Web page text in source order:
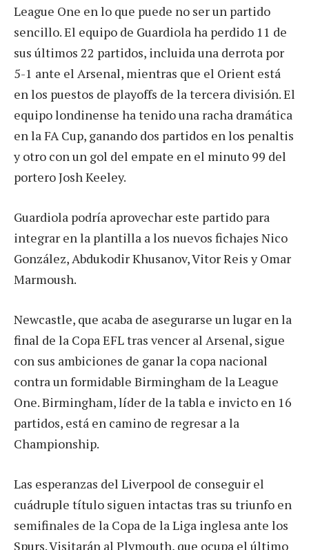
League One en lo que puede no ser un partido
sencillo. El equipo de Guardiola ha perdido 11 de
sus últimos 22 partidos, incluida una derrota por
5-1 ante el Arsenal, mientras que el Orient está
en los puestos de playoffs de la tercera división. El
equipo londinense ha tenido una racha dramática
en la FA Cup, ganando dos partidos en los penaltis
y otro con un gol del empate en el minuto 99 del
portero Josh Keeley.
Guardiola podría aprovechar este partido para
integrar en la plantilla a los nuevos fichajes Nico
González, Abdukodir Khusanov, Vitor Reis y Omar
Marmoush.
Newcastle, que acaba de asegurarse un lugar en la
final de la Copa EFL tras vencer al Arsenal, sigue
con sus ambiciones de ganar la copa nacional
contra un formidable Birmingham de la League
One. Birmingham, líder de la tabla e invicto en 16
partidos, está en camino de regresar a la
Championship.
Las esperanzas del Liverpool de conseguir el
cuádruple título siguen intactas tras su triunfo en
semifinales de la Copa de la Liga inglesa ante los
Spurs. Visitarán al Plymouth, que ocupa el último